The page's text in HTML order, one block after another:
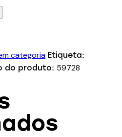
categoria Etiqueta:
do produto: 59728